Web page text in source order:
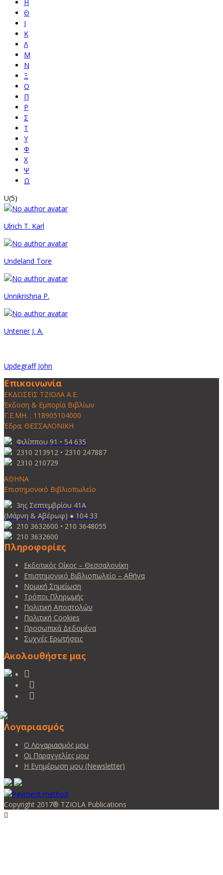
Η
Θ
Ι
Κ
Λ
Μ
Ν
Ξ
Ο
Π
Ρ
Σ
Τ
Υ
Φ
Χ
Ψ
Ω
U(5)
Ulrich T. Karl
Undeland Tore
Unnikrishna P.
Untener J. A.
Updegraff John
Επικοινωνία
ΕΚΔΟΣΕΙΣ ΤΖΙΟΛΑ Α.Ε.
Έκδοση & Εμπορία Βιβλίων
Γ.Ε.ΜΗ. : 118905104000
Έδρα: ΘΕΣΣΑΛΟΝΙΚΗ
Φιλίππου 91 • 54 635
2310 213912 • 2310 247887
2310 210729
ΑΘΗΝΑ
Επιστημονικό Βιβλιοπωλείο
3ης Σεπτεμβρίου 41Α
(Μάρνη & Αβέρωφ) ● 104 33
210 3632600 • 210 3648055
210 3632600
Πληροφορίες
Εκδοτικός Οίκος – Θεσσαλονίκη
Επιστημονικό Βιβλιοπωλείο – Αθήνα
Νομική Σημείωση
Τρόποι Πληρωμής
Πολιτική Αποστολών
Πολιτική Cookies
Προσωπικά Δεδομένα
Συχνές Ερωτήσεις
Ακολουθήστε μας
Λογαριασμός
Ο Λογαριασμός μου
Οι Παραγγελίες μου
Η Ενημέρωση μου (Newsletter)
Copyright 2017® TZIOLA Publications